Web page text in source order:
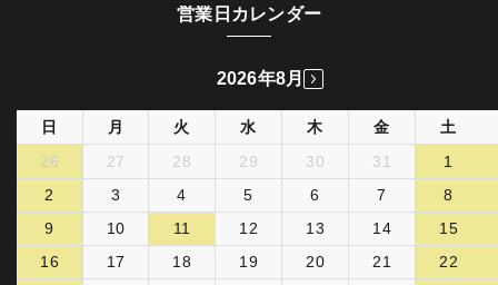
営業日カレンダー
2026年8月
日 月 火 水 木 金
土
26
27 28 29 30 31
1
2
3 4 5 6 7
8
9
10 11 12 13 14
15
16
17 18 19 20 21
22